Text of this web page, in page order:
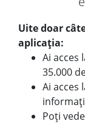
Uite doar
aplicația:
Ai acces
35.000
Ai acces
Poți